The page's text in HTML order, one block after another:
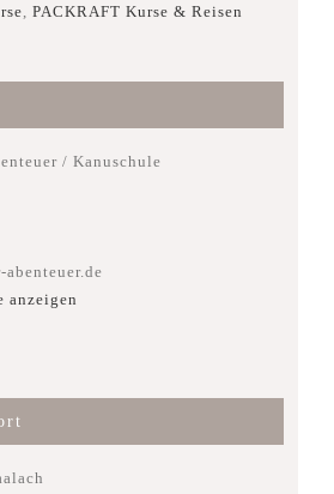
PACKRAFT Kurse & Reisen
/ Kanuschule
anzeigen